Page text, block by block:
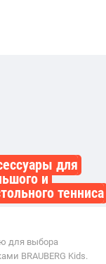
для
и
тенниса
для выбора
BRAUBERG Kids.